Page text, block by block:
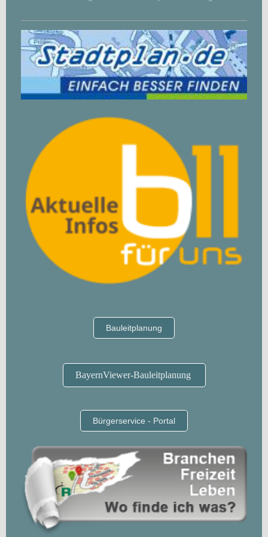
Bauleitplanung
BayernViewer-Bauleitplanung
Bürgerservice - Portal